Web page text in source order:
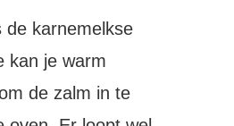
de karnemelkse
kan je warm
de zalm in te